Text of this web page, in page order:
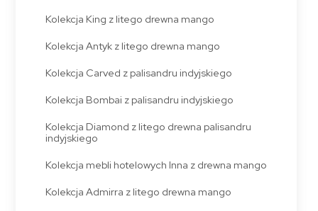
Kolekcja King z litego drewna mango
Kolekcja Antyk z litego drewna mango
Kolekcja Carved z palisandru indyjskiego
Kolekcja Bombai z palisandru indyjskiego
Kolekcja Diamond z litego drewna palisandru
indyjskiego
Kolekcja mebli hotelowych Inna z drewna mango
Kolekcja Admirra z litego drewna mango